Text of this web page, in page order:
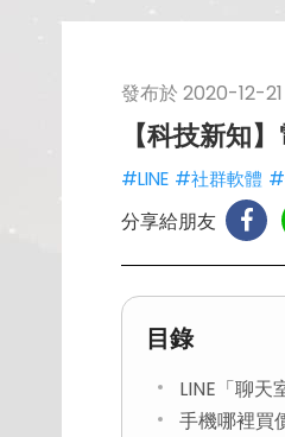
發布於 2020-12-21
【科技新知
#LINE #社群軟體 #
分享給朋友
目錄
LINE「聊天
手機哪裡買